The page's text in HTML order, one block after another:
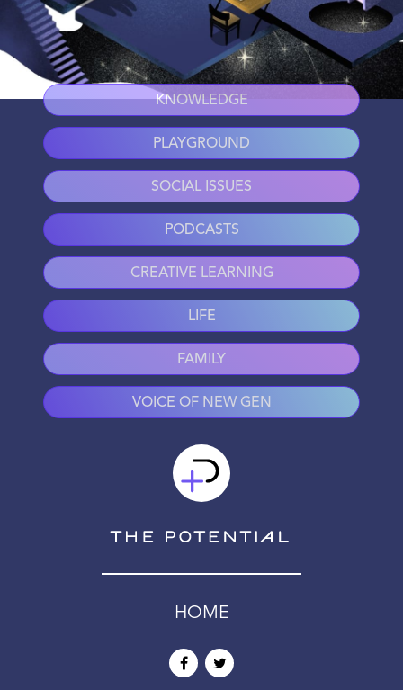
KNOWLEDGE
PLAYGROUND
SOCIAL ISSUES
PODCASTS
CREATIVE LEARNING
LIFE
FAMILY
VOICE OF NEW GEN
HOME